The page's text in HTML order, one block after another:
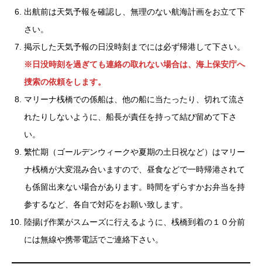
出航前は天気予報を確認し、無理のない航海計画をお立て下
さい。
掲示した天気予報の日没時刻までには必ず帰港して下さい。
※日没時刻を過ぎても連絡の取れない場合は、海上保安庁へ
捜索の依頼をします。
マリーナ桟橋での係船は、他の船に当たったり、切れて流さ
れたりしないように、船長が責任を持って結び留めて下さ
い。
繁忙期（ゴールデンウィークや夏期の土日祝など）はマリー
ナ桟橋が大変混み合いますので、昼食などで一時帰港されて
も係留出来ない場合があります。時間をずらすかお弁当を持
参するなど、各自で対応をお願い致します。
陸揚げ作業がスムーズに行えるように、桟橋到着の１０分前
には無線や携帯電話でご連絡下さい。